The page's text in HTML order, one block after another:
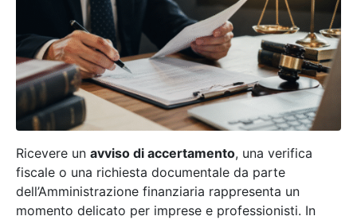
Ricevere un avviso di accertamento, una verifica
fiscale o una richiesta documentale da parte
dell’Amministrazione finanziaria rappresenta un
momento delicato per imprese e professionisti. In